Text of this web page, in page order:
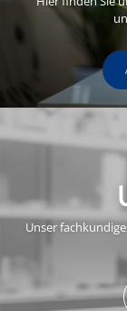
Unser